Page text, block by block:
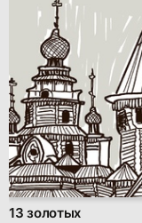
13 золотых